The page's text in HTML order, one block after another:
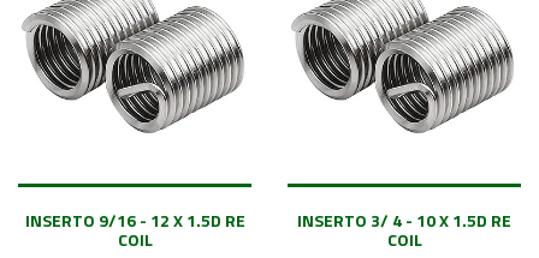
INSERTO 9/16 - 12 X 1.5D RE
COIL
INSERTO 3/ 4 - 10 X 1.5D RE
COIL